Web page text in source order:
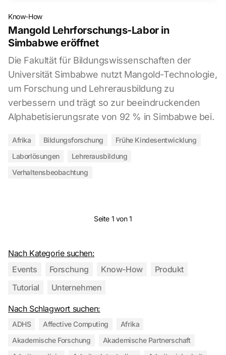
Know-How
Mangold Lehrforschungs-Labor in
Simbabwe eröffnet
Die Fakultät für Bildungswissenschaften der
Universität Simbabwe nutzt Mangold-Technologie,
um Forschung und Lehrerausbildung zu
verbessern und trägt so zur beeindruckenden
Alphabetisierungsrate von 92 % in Simbabwe bei.
Afrika Bildungsforschung
Frühe Kindesentwicklung
Laborlösungen
Lehrerausbildung
Verhaltensbeobachtung
Seite 1 von 1
Nach Kategorie suchen:
Events
Forschung Know-How
Produkt
Tutorial
Unternehmen
Nach Schlagwort suchen:
ADHS Affective Computing
Afrika
Akademische Forschung
Akademische Partnerschaft